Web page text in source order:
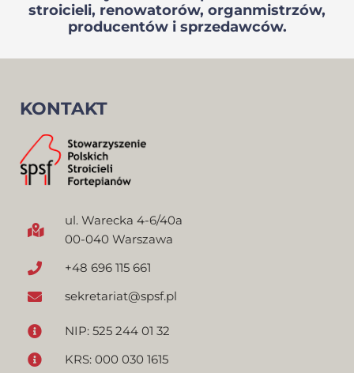
stroicieli, renowatorów, organmistrzów,
producentów i sprzedawców.
KONTAKT
ul. Warecka 4-6/40a
00-040 Warszawa
+48 696 115 661
sekretariat@spsf.pl
NIP: 525 244 01 32
KRS: 000 030 1615